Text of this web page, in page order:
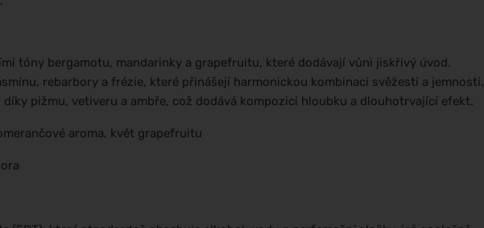
tóny bergamotu, mandarinky a grapefruitu, které dodávají vůni jiskřivý úvod.
rebarbory a frézie, které přinášejí harmonickou kombinaci svěžesti a jemnosti.
díky pižmu, vetiveru a ambře, což dodává kompozici hloubku a dlouhotrvající efekt.
aroma, květ grapefruitu